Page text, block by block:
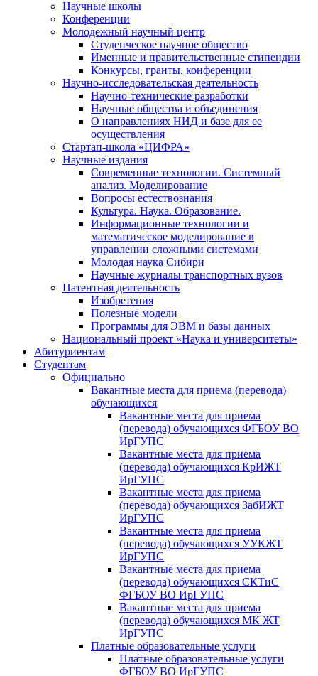
Научные школы
Конференции
Молодежный научный центр
Студенческое научное общество
Именные и правительственные стипендии
Конкурсы, гранты, конференции
Научно-исследовательская деятельность
Научно-технические разработки
Научные общества и объединения
О направлениях НИД и базе для ее
осуществления
Стартап-школа «ЦИФРА»
Научные издания
Современные технологии. Системный
анализ. Моделирование
Вопросы естествознания
Культура. Наука. Образование.
Информационные технологии и
математическое моделирование в
управлении сложными системами
Молодая наука Сибири
Научные журналы транспортных вузов
Патентная деятельность
Изобретения
Полезные модели
Программы для ЭВМ и базы данных
Национальный проект «Наука и университеты»
Абитуриентам
Студентам
Официально
Вакантные места для приема (перевода)
обучающихся
Вакантные места для приема
(перевода) обучающихся ФГБОУ ВО
ИрГУПС
Вакантные места для приема
(перевода) обучающихся КрИЖТ
ИрГУПС
Вакантные места для приема
(перевода) обучающихся ЗабИЖТ
ИрГУПС
Вакантные места для приема
(перевода) обучающихся УУКЖТ
ИрГУПС
Вакантные места для приема
(перевода) обучающихся СКТиС
ФГБОУ ВО ИрГУПС
Вакантные места для приема
(перевода) обучающихся МК ЖТ
ИрГУПС
Платные образовательные услуги
Платные образовательные услуги
ФГБОУ ВО ИрГУПС